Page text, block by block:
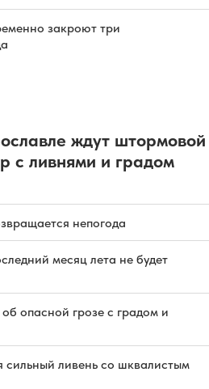
закроют три
ждут штормовой
с ливнями и градом
непогода
месяц лета не будет
опасной грозе с градом и
сильный ливень со шквалистым